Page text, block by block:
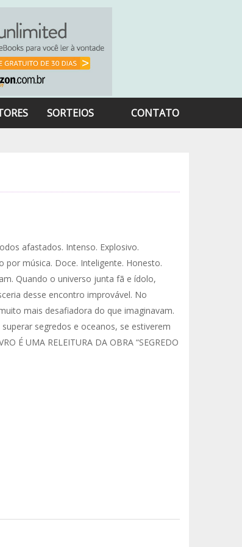
SORTEIOS CONTATO
afastados. Intenso. Explosivo.
por música. Doce. Inteligente. Honesto.
Quando o universo junta fã e ídolo,
desse encontro improvável. No
mais desafiadora do que imaginavam.
segredos e oceanos, se estiverem
É UMA RELEITURA DA OBRA “SEGREDO